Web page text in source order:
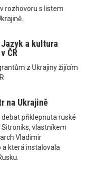
rozhovoru s listem
a kultura
ČR
z Ukrajiny žijícím
na Ukrajině
debat přiklepnuta ruské
vlastníkem
Vladimir
a která instalovala